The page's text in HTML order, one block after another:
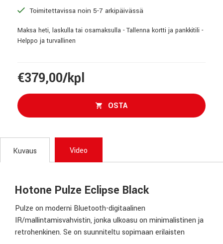
Toimitettavissa noin 5-7 arkipäivässä
Maksa heti, laskulla tai osamaksulla - Tallenna kortti ja pankkitili -
Helppo ja turvallinen
€379,00/kpl
OSTA
Kuvaus Video
Hotone Pulze Eclipse Black
Pulze on moderni Bluetooth-digitaalinen
IR/mallintamisvahvistin, jonka ulkoasu on minimalistinen ja
retrohenkinen. Se on suunniteltu sopimaan erilaisten